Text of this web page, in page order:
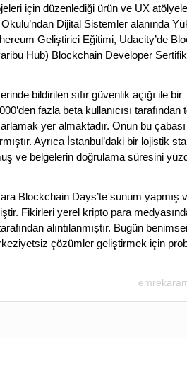
için düzenlediği ürün ve UX
Dijital Sistemler alanında
Geliştirici Eğitimi, Udacity’de
Hub) Blockchain Developer
bildirilen sıfır güvenlik açığı ile bir
fazla beta kullanıcısı tarafından
yer almaktadır. Onun bu çabası
Ayrıca İstanbul’daki bir lojistik
ve belgelerin doğrulama süresini
Blockchain Days’te sunum yapmış
Fikirleri yerel kripto para
alıntılanmıştır. Bugün
çözümler geliştirmek için